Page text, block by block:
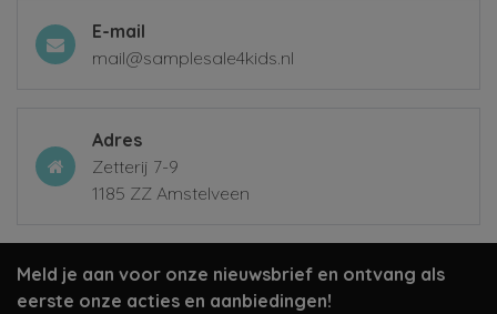
E-mail
mail@samplesale4kids.nl
Adres
Zetterij 7-9
1185 ZZ Amstelveen
Meld je aan voor onze nieuwsbrief en ontvang als
eerste onze acties en aanbiedingen!